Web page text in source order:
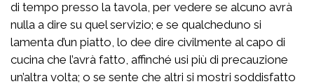
di tempo presso la tavola, per vedere se alcuno avrà
nulla a dire su quel servizio; e se qualcheduno si
lamenta d’un piatto, lo dee dire civilmente al capo di
cucina che l’avrà fatto, affinché usi più di precauzione
un’altra volta; o se sente che altri si mostri soddisfatto